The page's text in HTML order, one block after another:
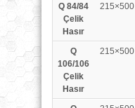
Q 84/84
Çelik
Hasır
215×500
Q
106/106
Çelik
Hasır
215×500